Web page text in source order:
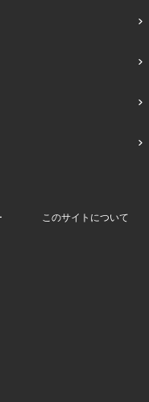
このサイトについて